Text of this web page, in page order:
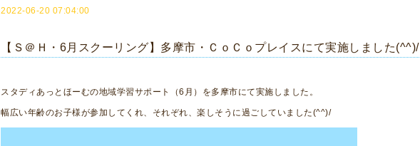
2022-06-20 07:04:00
【Ｓ＠Ｈ・6月スクーリング】多摩市・ＣｏＣｏプレイスにて実施しました(^^)/
スタディあっとほーむの地域学習サポート（6月）を多摩市にて実施しました。
幅広い年齢のお子様が参加してくれ、それぞれ、楽しそうに過ごしていました(^^)/